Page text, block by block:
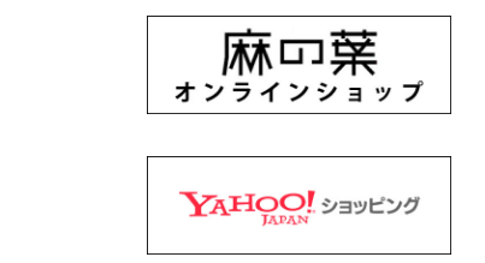
ギフトセット